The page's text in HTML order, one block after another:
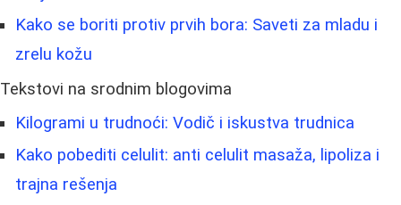
Kako se boriti protiv prvih bora: Saveti za mladu i
zrelu kožu
Tekstovi na srodnim blogovima
Kilogrami u trudnoći: Vodič i iskustva trudnica
Kako pobediti celulit: anti celulit masaža, lipoliza i
trajna rešenja